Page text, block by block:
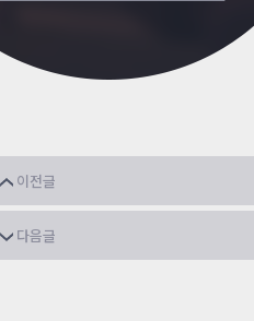
이전글
[좀비클래식] 랜덤무기
다음글